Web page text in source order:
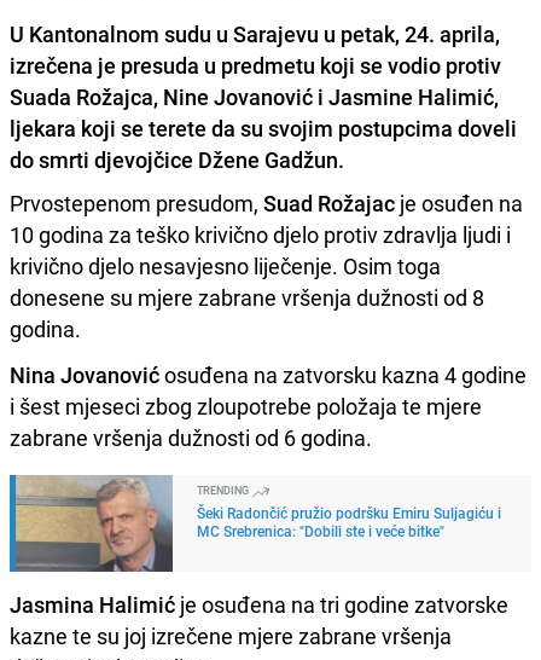
U Kantonalnom sudu u Sarajevu u petak, 24. aprila,
izrečena je presuda u predmetu koji se vodio protiv
Suada Rožajca, Nine Jovanović i Jasmine Halimić,
ljekara koji se terete da su svojim postupcima doveli
do smrti djevojčice Džene Gadžun.
Prvostepenom presudom, Suad Rožajac je osuđen na
10 godina za teško krivično djelo protiv zdravlja ljudi i
krivično djelo nesavjesno liječenje. Osim toga
donesene su mjere zabrane vršenja dužnosti od 8
godina.
Nina Jovanovićosuđena na zatvorsku kazna 4 godine
i šest mjeseci zbog zloupotrebe položaja te mjere
zabrane vršenja dužnosti od 6 godina.
TRENDING
Šeki Radončić pružio podršku Emiru Suljagiću i
MC Srebrenica: "Dobili ste i veće bitke"
Jasmina Halimić je osuđena na tri godine zatvorske
kazne te su joj izrečene mjere zabrane vršenja